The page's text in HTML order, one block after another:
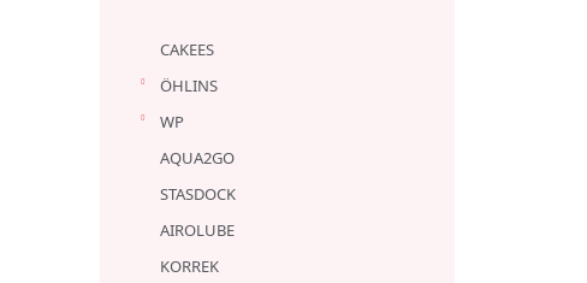
CAKEES
ÖHLINS
WP
AQUA2GO
STASDOCK
AIROLUBE
KORREK